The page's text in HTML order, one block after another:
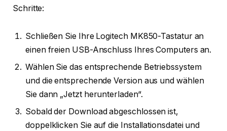
Schritte:
Schließen Sie Ihre Logitech MK850-Tastatur an
einen freien USB-Anschluss Ihres Computers an.
Wählen Sie das entsprechende Betriebssystem
und die entsprechende Version aus und wählen
Sie dann „Jetzt herunterladen“.
Sobald der Download abgeschlossen ist,
doppelklicken Sie auf die Installationsdatei und